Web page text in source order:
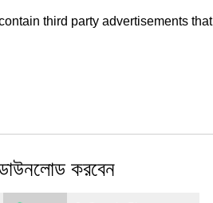
third party advertisements that
করবেন